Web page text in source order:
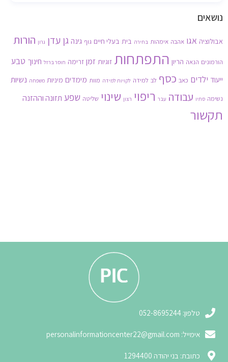
נושאים
אבולוציה אגו אהבה אימהות בחירה בית בעלי חיים גוף גינה גן עדן גרון הורות
הורמונים הנאה הריון התפתחות זוגיות זמן זרימה חוסר ברזל חינוך טבע
ייעוד ילדים כאב כסף לב למידה לקויות למידה מוות מימדים מיניות משפחה נשיות
נשימה סתיו עבודה עבר ריפוי רצון שינוי שליטה שפע תזונה וההזנה
תקשור
טלפון: 052-8695244
אימייל: personalinformationcenter22@gmail.com
כתובת: בני יהודה 1294400